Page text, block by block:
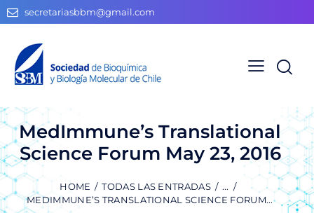
secretariasbbm@gmail.com
MedImmune’s Translational
Science Forum May 23, 2016
HOME TODAS LAS ENTRADAS
...
MEDIMMUNE’S TRANSLATIONAL SCIENCE FORUM...